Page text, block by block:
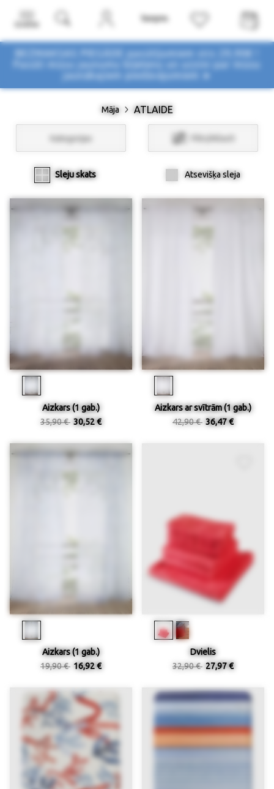
BEZMAKSAS PIEGĀDE pasūtījumiem virs 29,90€ !
Pasūti mūsu jaunumu biļetenu un uzzini par mūsu
Māja ATLAIDE
Kategorijas Filtri/Atlasīt
Sleju skats Atsevišķa sleja
Aizkars (1 gab.)
35,90 € 30,52 €
Aizkars ar svītrām (1 gab.)
42,90 € 36,47 €
Aizkars (1 gab.)
19,90 € 16,92 €
Dvielis
32,90 € 27,97 €